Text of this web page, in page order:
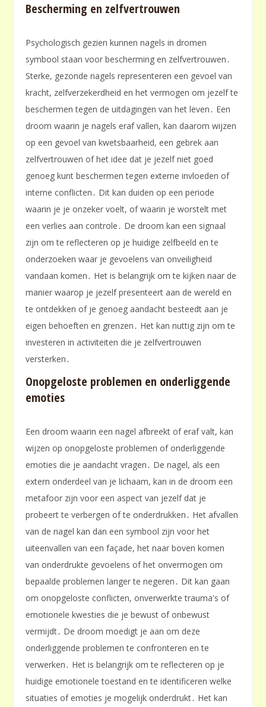
Bescherming en zelfvertrouwen
Psychologisch gezien kunnen nagels in dromen
symbool staan voor bescherming en zelfvertrouwen․
Sterke, gezonde nagels representeren een gevoel van
kracht, zelfverzekerdheid en het vermogen om jezelf te
beschermen tegen de uitdagingen van het leven․ Een
droom waarin je nagels eraf vallen, kan daarom wijzen
op een gevoel van kwetsbaarheid, een gebrek aan
zelfvertrouwen of het idee dat je jezelf niet goed
genoeg kunt beschermen tegen externe invloeden of
interne conflicten․ Dit kan duiden op een periode
waarin je je onzeker voelt, of waarin je worstelt met
een verlies aan controle․ De droom kan een signaal
zijn om te reflecteren op je huidige zelfbeeld en te
onderzoeken waar je gevoelens van onveiligheid
vandaan komen․ Het is belangrijk om te kijken naar de
manier waarop je jezelf presenteert aan de wereld en
te ontdekken of je genoeg aandacht besteedt aan je
eigen behoeften en grenzen․ Het kan nuttig zijn om te
investeren in activiteiten die je zelfvertrouwen
versterken․
Onopgeloste problemen en onderliggende
emoties
Een droom waarin een nagel afbreekt of eraf valt, kan
wijzen op onopgeloste problemen of onderliggende
emoties die je aandacht vragen․ De nagel, als een
extern onderdeel van je lichaam, kan in de droom een
metafoor zijn voor een aspect van jezelf dat je
probeert te verbergen of te onderdrukken․ Het afvallen
van de nagel kan dan een symbool zijn voor het
uiteenvallen van een façade, het naar boven komen
van onderdrukte gevoelens of het onvermogen om
bepaalde problemen langer te negeren․ Dit kan gaan
om onopgeloste conflicten, onverwerkte trauma's of
emotionele kwesties die je bewust of onbewust
vermijdt․ De droom moedigt je aan om deze
onderliggende problemen te confronteren en te
verwerken․ Het is belangrijk om te reflecteren op je
huidige emotionele toestand en te identificeren welke
situaties of emoties je mogelijk onderdrukt․ Het kan